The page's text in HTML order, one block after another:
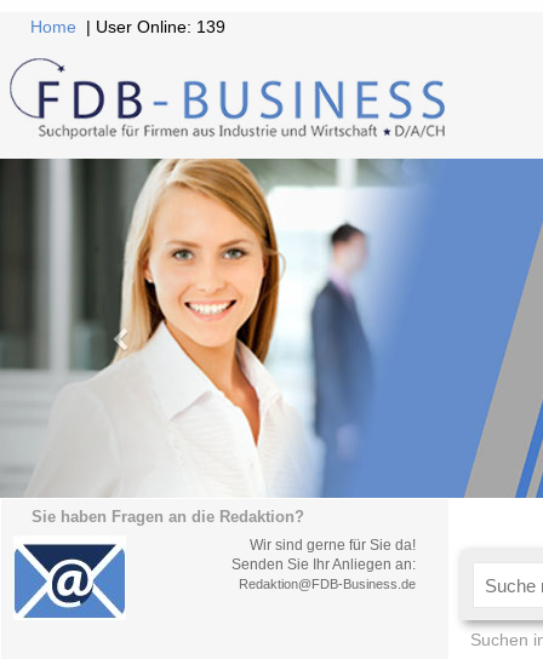
Home | User Online: 139
Sie haben Fragen an die Redaktion?
Wir sind gerne für Sie da!
Senden Sie Ihr Anliegen an:
Redaktion@FDB-Business.de
Suchen